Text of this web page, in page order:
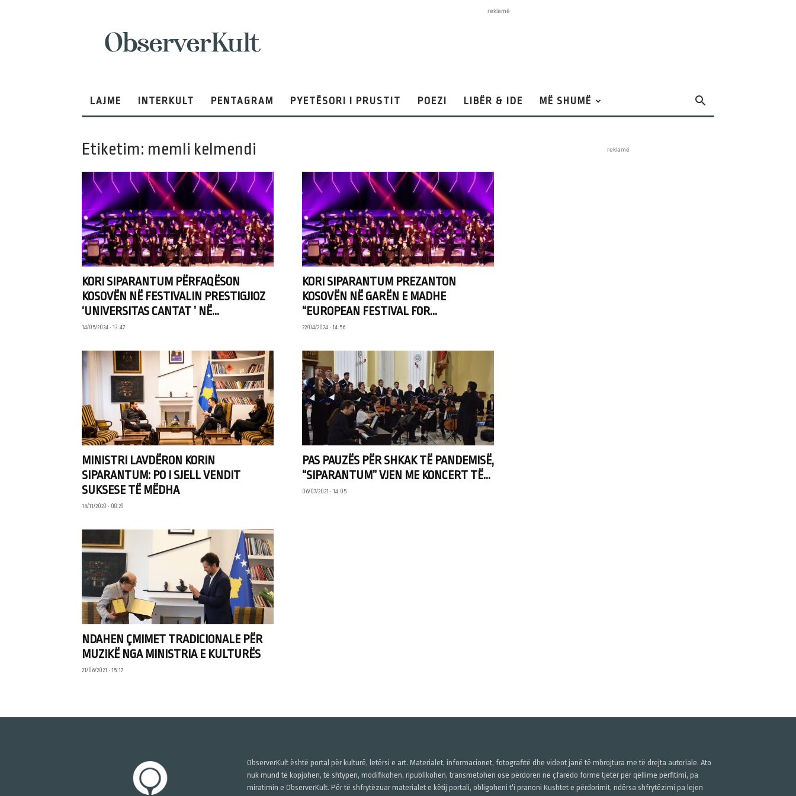
reklamë
LAJME INTERKULT PENTAGRAM PYETËSORI I PRUSTIT POEZI LIBËR & IDE MË SHUMË
Etiketim: memli kelmendi
KORI SIPARANTUM PËRFAQËSON
KOSOVËN NË FESTIVALIN PRESTIGJIOZ
‘UNIVERSITAS CANTAT ’ NË...
14/05/2024 • 13:47
KORI SIPARANTUM PREZANTON
KOSOVËN NË GARËN E MADHE
“EUROPEAN FESTIVAL FOR...
22/04/2024 • 14:56
MINISTRI LAVDËRON KORIN
SIPARANTUM: PO I SJELL VENDIT
SUKSESE TË MËDHA
16/11/2023 • 08:29
PAS PAUZËS PËR SHKAK TË PANDEMISË,
“SIPARANTUM” VJEN ME KONCERT TË...
06/07/2021 • 14:05
NDAHEN ÇMIMET TRADICIONALE PËR
MUZIKË NGA MINISTRIA E KULTURËS
21/06/2021 • 15:17
reklamë
ObserverKult është portal për kulturë, letërsi e art. Materialet, informacionet, fotografitë dhe videot janë të mbrojtura me të drejta autoriale. Ato
nuk mund të kopjohen, të shtypen, modifikohen, ripublikohen, transmetohen ose përdoren në çfarëdo forme tjetër për qëllime përfitimi, pa
miratimin e ObserverKult. Për të shfrytëzuar materialet e këtij portali, obligoheni t'i pranoni Kushtet e përdorimit, ndërsa shfrytëzimi pa lejen